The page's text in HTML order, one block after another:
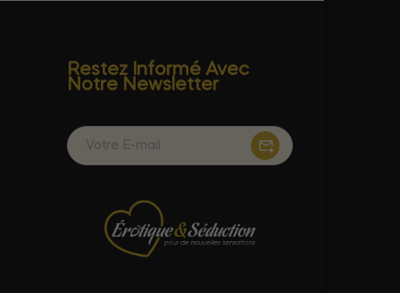
Restez Informé Avec
Notre Newsletter